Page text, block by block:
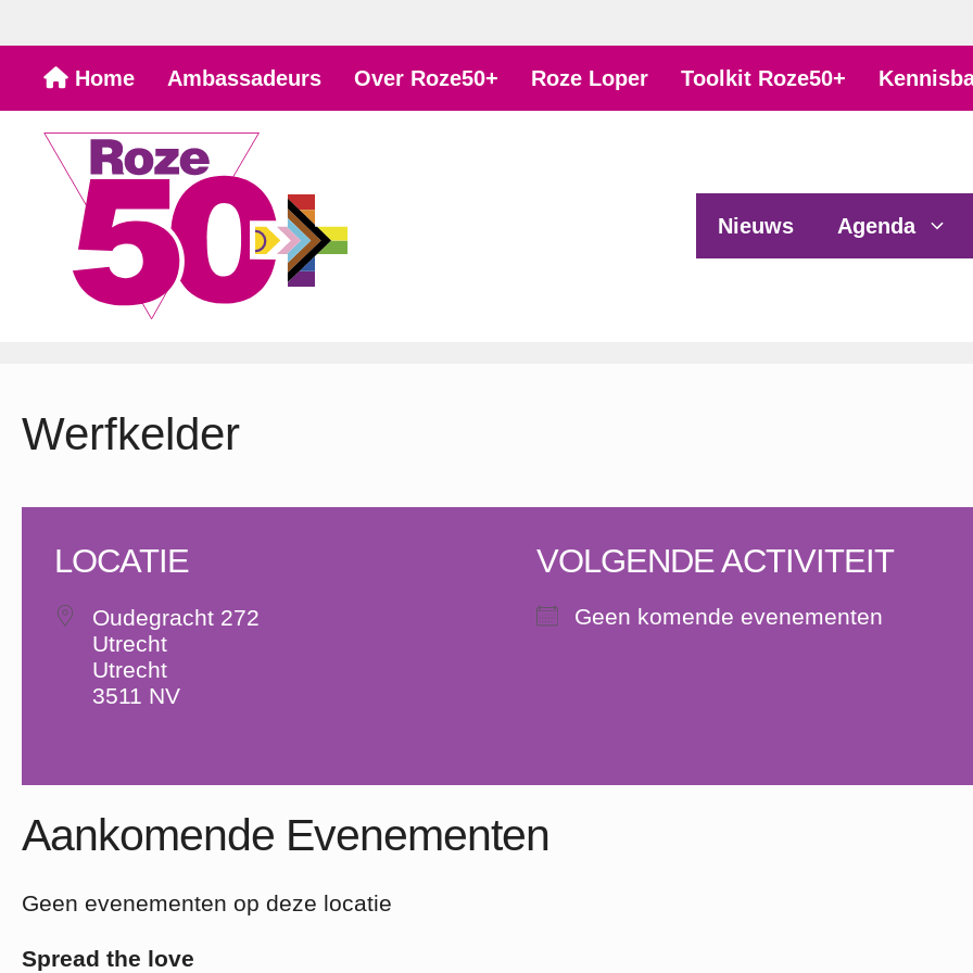
naar
inhoud
Home Ambassadeurs Over Roze50+ Roze Loper Toolkit Roze50+
Nieuws Agenda
Werfkelder
LOCATIE
Oudegracht 272
Utrecht
Utrecht
3511 NV
VOLGENDE ACTIVITEIT
Geen komende evenementen
Aankomende Evenementen
Geen evenementen op deze locatie
Spread the love